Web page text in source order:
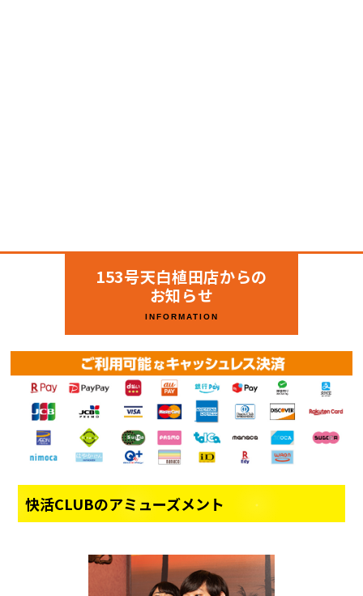
153号天白植田店からの
お知らせ
INFORMATION
快活CLUBのアミューズメント